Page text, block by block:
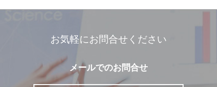
お気軽にお問合せください
メールでのお問合せ